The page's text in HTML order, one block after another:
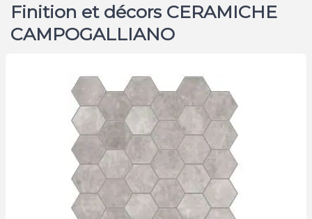
Finition et décors CERAMICHE
CAMPOGALLIANO